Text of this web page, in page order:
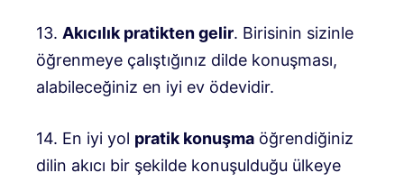
13. Akıcılık pratikten gelir. Birisinin sizinle
öğrenmeye çalıştığınız dilde konuşması,
alabileceğiniz en iyi ev ödevidir.
14. En iyi yol pratik konuşma öğrendiğiniz
dilin akıcı bir şekilde konuşulduğu ülkeye